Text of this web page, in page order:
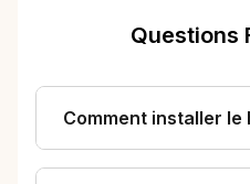
Questions
Comment installer